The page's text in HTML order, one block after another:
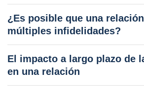
¿Es posible que una
múltiples infidelidades?
El impacto a largo plazo de
en una relación